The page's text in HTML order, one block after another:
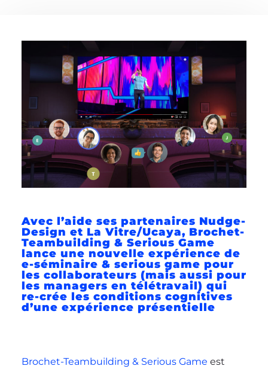
Avec l’aide ses partenaires Nudge-
Design et La Vitre/Ucaya, Brochet-
Teambuilding & Serious Game
lance une nouvelle expérience de
e-séminaire & serious game pour
les collaborateurs (mais aussi pour
les managers en télétravail) qui
re-crée les conditions cognitives
d’une expérience présentielle
Brochet-Teambuilding & Serious Game est